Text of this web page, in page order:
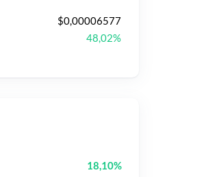
$0,00006577
48,02%
18,10%